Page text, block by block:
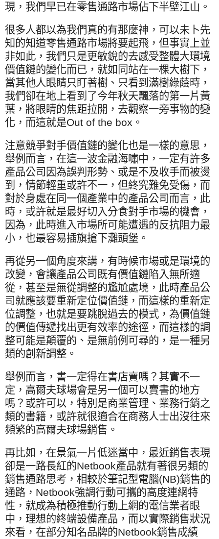
現，我們早已在零售通路市場佔下半壁江山。
很多人都以為我們真的有那麼神，可以未卜先
知的知道零售通路市場將要起飛，但事實上並
非如此，我們只是更敏銳的去感受整體大環境
價值鏈的變化而已，就如同站在一棵大樹下，
當其他人眼睛只盯著樹、只看到滿樹綠蔭時，
我們卻在地上看到了今年秋天飄落的第一片黃
葉，將眼睛的焦距拉開，去觀察一旁事物的變
化，而這就是Out of the box 。
注意競爭對手價值鏈的變化也是一樣的意思，
舉例而言，在這一波金融海嘯中，一定有許多
產品公司因為誤判形勢、或是不及收手而被燙
到，情節輕重或許不一，但終究難免受傷，而
對於身處在同一個產業中的產品公司而言，此
時，或許就是最好切入分食對手市場的機會，
因為，此時進入市場所可能遭遇的反抗阻力最
小，也最容易插旗搶下灘頭堡。
再從另一個角度來講，有時候市場或是環境的
改變，會讓產品公司既有價值鏈陷入無所適
從，甚至是無從調整的尷尬處境，此時產品公
司就應該要重新定位價值鏈，而這樣的重新定
位調整，也就是要跳脫過去的模式，為價值鏈
的價值傳遞找出更有效率的途徑，而這樣的調
整可能是顛覆的、是無前例可尋的，是一種另
類的創新調整。
舉例而言，書一定得在書店賣嗎？其實不一
定，高爾夫球場會是另一個可以賣書的地方
嗎？或許可以，特別是商業管理、業務行銷之
類的書籍，或許就很適合在商務人士出沒往來
頻繁的高爾夫球場銷售。
再比如，在景氣一片低迷當中，最近銷售表現
卻是一路長紅的Netbook產品就有著很另類的
銷售通路思考，相較於筆記型電腦(NB)銷售的
通路， Netbook強調行動可攜的高度連網特
性，就成為積極推動行動上網的電信業者眼
中，理想的終端設備產品，而以實際銷售狀況
來看，在部分知名品牌的Netbook銷售成績